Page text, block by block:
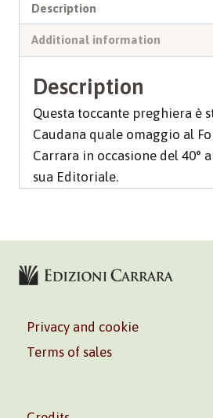
Description
Additional information
Description
Questa toccante preghiera è
Caudana quale omaggio al
Carrara in occasione del 40°
sua Editoriale.
Privacy and cookie
Terms of sales